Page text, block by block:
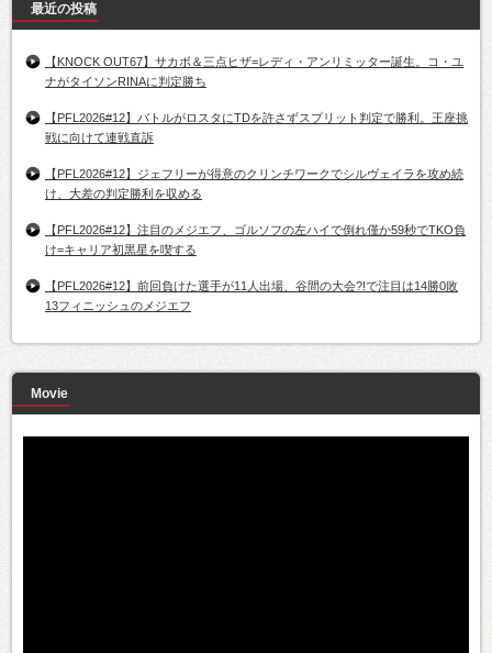
最近の投稿
【KNOCK OUT67】サカボ＆三点ヒザ=レディ・アンリミッター誕生。コ・ユ
ナがタイソンRINAに判定勝ち
【PFL2026#12】バトルがロスタにTDを許さずスプリット判定で勝利。王座挑
戦に向けて連戦直訴
【PFL2026#12】ジェフリーが得意のクリンチワークでシルヴェイラを攻め続
け、大差の判定勝利を収める
【PFL2026#12】注目のメジエフ、ゴルソフの左ハイで倒れ僅か59秒でTKO負
け=キャリア初黒星を喫する
【PFL2026#12】前回負けた選手が11人出場、谷間の大会?!で注目は14勝0敗
13フィニッシュのメジエフ
Movie